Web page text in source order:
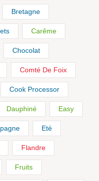
Bretagne
Carême
Chocolat
Comté De Foix
Cook Processor
Dauphiné Easy
Eté
Flandre
Fruits